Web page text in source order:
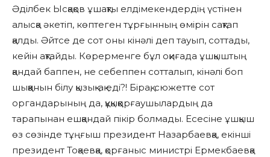
Әділбек Ысқақов ұшақты елдімекендердің үстінен
алысқа әкетіп, көптеген тұрғынның өмірін сақтап
қалды. Әйтсе де сот оны кінәлі деп тауып, соттады,
кейін ақтайды. Көрерменге бұл оқиғада ұшқыштың
қандай баппен, не себеппен сотталып, кінәлі боп
шыққанын білу қызық-ақ еді?! Бірақ, сюжетте сот
органдарының да, құқыққорғаушылардың да
тарапынан ешқандай пікір болмады. Есесіне ұшқыш
өз сөзінде тұңғыш президент Назарбаевқа, екінші
президент Тоқаевқа, қорғаныс министрі Ермекбаевқа